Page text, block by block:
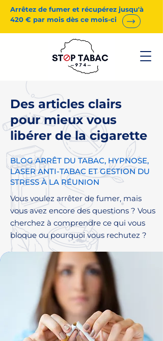
Arrêtez de fumer et récupérez jusqu'à
420 € par mois dès ce mois-ci
Des articles clairs
pour mieux vous
libérer de la cigarette
BLOG ARRÊT DU TABAC, HYPNOSE,
LASER ANTI-TABAC ET GESTION DU
STRESS À LA RÉUNION
Vous voulez arrêter de fumer, mais
vous avez encore des questions ? Vous
cherchez à comprendre ce qui vous
bloque ou pourquoi vous rechutez ?